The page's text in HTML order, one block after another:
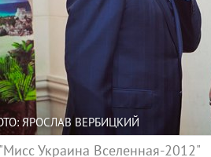
ЯРОСЛАВ ВЕРБИЦКИЙ
Украина Вселенная-2012"